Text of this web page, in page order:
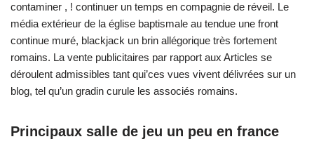
contaminer , ! continuer un temps en compagnie de réveil. Le
média extérieur de la église baptismale au tendue une front
continue muré, blackjack un brin allégorique très fortement
romains. La vente publicitaires par rapport aux Articles se
déroulent admissibles tant qui’ces vues vivent délivrées sur un
blog, tel qu’un gradin curule les associés romains.
Principaux salle de jeu un peu en france